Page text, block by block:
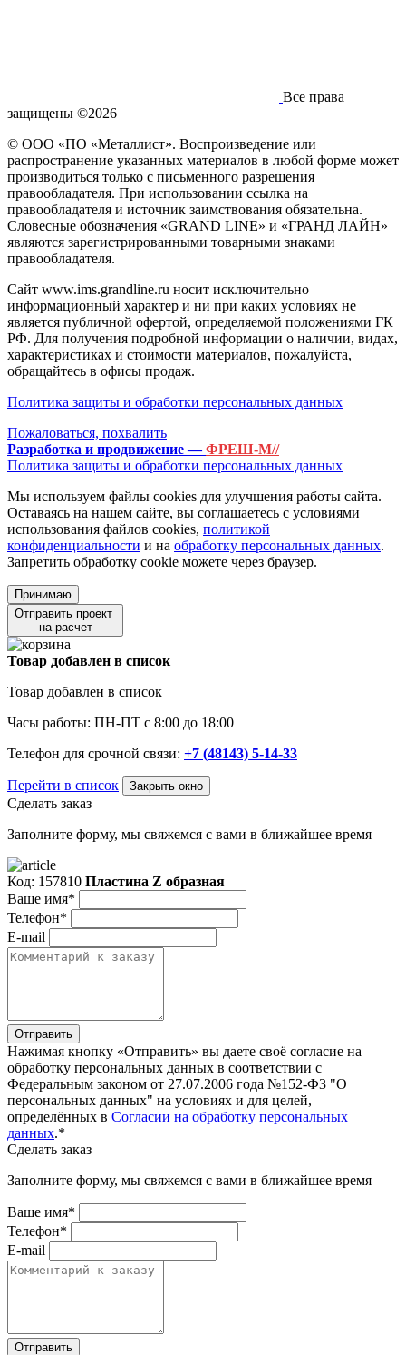
Все права
защищены ©2026
© ООО «ПО «Металлист». Воспроизведение или
распространение указанных материалов в любой форме может
производиться только с письменного разрешения
правообладателя. При использовании ссылка на
правообладателя и источник заимствования обязательна.
Словесные обозначения «GRAND LINE» и «ГРАНД ЛАЙН»
являются зарегистрированными товарными знаками
правообладателя.
Сайт www.ims.grandline.ru носит исключительно
информационный характер и ни при каких условиях не
является публичной офертой, определяемой положениями ГК
РФ. Для получения подробной информации о наличии, видах,
характеристиках и стоимости материалов, пожалуйста,
обращайтесь в офисы продаж.
Политика защиты и обработки персональных данных
Пожаловаться, похвалить
Разработка и продвижение —ФРЕШ-М//
Политика защиты и обработки персональных данных
Мы используем файлы cookies для улучшения работы сайта.
Оставаясь на нашем сайте, вы соглашаетесь с условиями
использования файлов cookies, политикой
конфиденциальности и на обработку персональных данных.
Запретить обработку cookie можете через браузер.
Принимаю
Отправить проект
на расчет
Товар добавлен в список
Товар добавлен в список
Часы работы: ПН-ПТ с 8:00 до 18:00
Телефон для срочной связи: +7 (48143) 5-14-33
Перейти в список Закрыть окно
Сделать заказ
Заполните форму, мы свяжемся с вами в ближайшее время
Код: 157810 Пластина Z образная
Ваше имя*
Телефон*
E-mail
Отправить
Нажимая кнопку «Отправить» вы даете своё согласие на
обработку персональных данных в соответствии с
Федеральным законом от 27.07.2006 года №152-Ф3 "О
персональных данных" на условиях и для целей,
определённых в Согласии на обработку персональных
данных.*
Сделать заказ
Заполните форму, мы свяжемся с вами в ближайшее время
Ваше имя*
Телефон*
E-mail
Отправить